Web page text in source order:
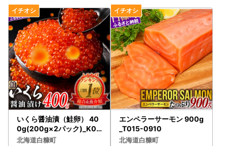
【ワンストップ特例申請書について】
ワンストップ特例申請書は、ご希望された方のみに寄附金受
領証明書とともに、お申込後（ご入金確認後）3週間程度で
到着するようにお送りしています。
※オンラインワンストップ申請履歴のある方には、ご希望を
されていても申請書はお送りしておりません。寄附金受領証
明書のみを圧着はがきでお送りしております。
※1月のご寄附分につきましては、2月に発送いたします。
ご自身でワンストップ特例申請書をお送りされた方へも、本
町からは一律にワンストップ特例申請書をお送りしています
ので、その場合は本町からお送りしたものは破棄してくださ
い。
いくら醤油漬（鮭卵） 40
0g(200g×2パック)_K02
2-1676
北海道白糠町
エンペラーサーモン 900g
_T015-0910
北海道白糠町